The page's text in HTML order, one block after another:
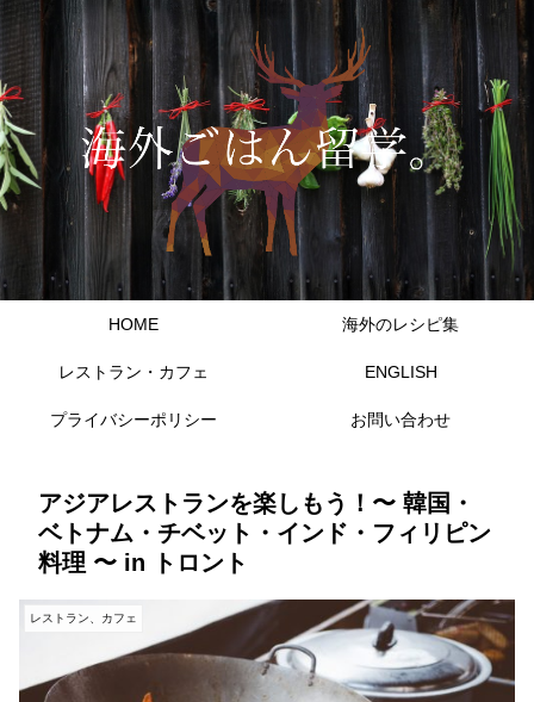
HOME 海外のレシピ集
レストラン・カフェ ENGLISH
プライバシーポリシー お問い合わせ
アジアレストランを楽しもう！〜 韓国・
ベトナム・チベット・インド・フィリピン
料理 〜 in トロント
レストラン、カフェ